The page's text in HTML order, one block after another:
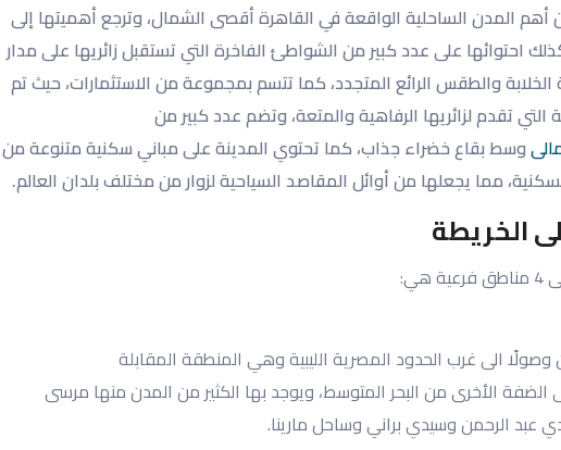
المدن الساحلية الواقعة في القاهرة أقصى الشمال، وترجع أهميتها إلى
احتوائها على عدد كبير من الشواطئ الفاخرة التي تستقبل زائريها على مدار
الخلابة والطقس الرائع المتجدد، كما تتسم بمجموعة من الاستثمارات، حيث تم
التي تقدم لزائريها الرفاهية والمتعة، وتضم عدد كبير من
وسط بقاع خضراء جذاب، كما تحتوي المدينة على مباني سكنية متنوعة من
مما يجعلها من أوائل المقاصد السياحية لزوار من مختلف بلدان العالم.
الخريطة
الى غرب الحدود المصرية الليبية وهي المنطقة المقابلة
الضفة الأخرى من البحر المتوسط، ويوجد بها الكثير من المدن منها مرسى
الرحمن وسيدي براني وساحل مارينا.